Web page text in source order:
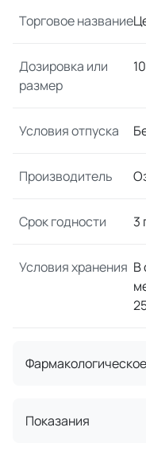
Торговое название
Дозировка или
размер
Условия отпуска
Производитель
Срок годности 3
Условия хранения В
Показания